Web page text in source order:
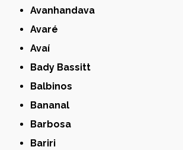
Avanhandava
Avaré
Avaí
Bady Bassitt
Balbinos
Bananal
Barbosa
Bariri